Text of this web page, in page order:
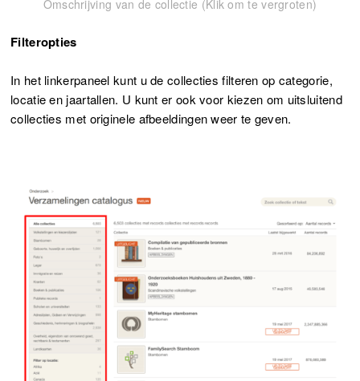
Omschrijving van de collectie (Klik om te vergroten)
Filteropties
In het linkerpaneel kunt u de collecties filteren op categorie,
locatie en jaartallen. U kunt er ook voor kiezen om uitsluitend
collecties met originele afbeeldingen weer te geven.